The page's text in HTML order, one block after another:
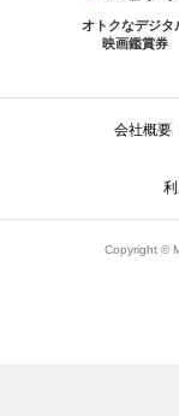
オトクなデジタ
映画鑑賞券
会社概要
Copyright ©